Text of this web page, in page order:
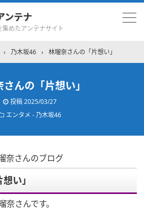
ンテナ
めたアンテナサイト
› 乃木坂46 › 林瑠奈さんの「片想い」
んの「片想い」
投稿2025/03/27
エンタメ - 乃木坂46
奈さんのブログ
い」
さんです。